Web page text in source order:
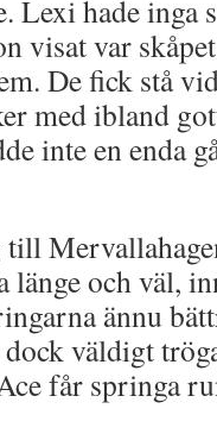
Lexi hade inga
visat var
De fick stå
med ibland
inte en enda
till
och väl,
ännu
väldigt
får springa